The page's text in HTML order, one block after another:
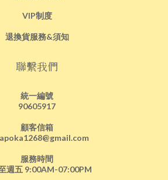
VIP制度
退換貨服務&須知
聯繫我們
統一編號
90605917
顧客信箱
服務時間
週五 9:00AM-07:00PM